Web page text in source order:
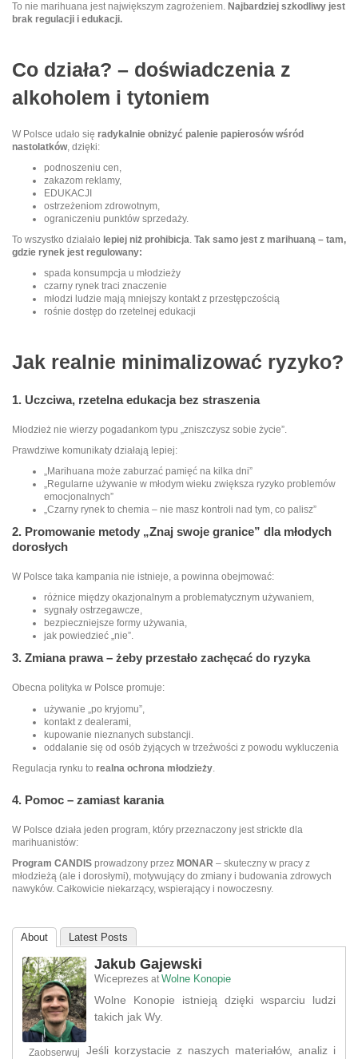
To nie marihuana jest największym zagrożeniem. Najbardziej szkodliwy jest
brak regulacji i edukacji.
Co działa? – doświadczenia z
alkoholem i tytoniem
W Polsce udało się radykalnie obniżyć palenie papierosów wśród
nastolatków, dzięki:
podnoszeniu cen,
zakazom reklamy,
EDUKACJI
ostrzeżeniom zdrowotnym,
ograniczeniu punktów sprzedaży.
To wszystko działało lepiej niż prohibicja. Tak samo jest z marihuaną – tam,
gdzie rynek jest regulowany:
spada konsumpcja u młodzieży
czarny rynek traci znaczenie
młodzi ludzie mają mniejszy kontakt z przestępczością
rośnie dostęp do rzetelnej edukacji
Jak realnie minimalizować ryzyko?
1. Uczciwa, rzetelna edukacja bez straszenia
Młodzież nie wierzy pogadankom typu „zniszczysz sobie życie”.
Prawdziwe komunikaty działają lepiej:
„Marihuana może zaburzać pamięć na kilka dni”
„Regularne używanie w młodym wieku zwiększa ryzyko problemów
emocjonalnych”
„Czarny rynek to chemia – nie masz kontroli nad tym, co palisz”
2. Promowanie metody „Znaj swoje granice” dla młodych
dorosłych
W Polsce taka kampania nie istnieje, a powinna obejmować:
różnice między okazjonalnym a problematycznym używaniem,
sygnały ostrzegawcze,
bezpieczniejsze formy używania,
jak powiedzieć „nie”.
3. Zmiana prawa – żeby przestało zachęcać do ryzyka
Obecna polityka w Polsce promuje:
używanie „po kryjomu”,
kontakt z dealerami,
kupowanie nieznanych substancji.
oddalanie się od osób żyjących w trzeźwości z powodu wykluczenia
Regulacja rynku to realna ochrona młodzieży
4. Pomoc – zamiast karania
W Polsce działa jeden program, który przeznaczony jest strickte dla
marihuanistów:
Program CANDIS prowadzony przez MONAR – skuteczny w pracy z
młodzieżą (ale i dorosłymi), motywujący do zmiany i budowania zdrowych
nawyków. Całkowicie niekarzący, wspierający i nowoczesny.
About Latest Posts
Zaobserwuj
Jakub Gajewski
Wiceprezes at Wolne Konopie
Wolne Konopie istnieją dzięki wsparciu ludzi
takich jak Wy.
Jeśli korzystacie z naszych materiałów, analiz i